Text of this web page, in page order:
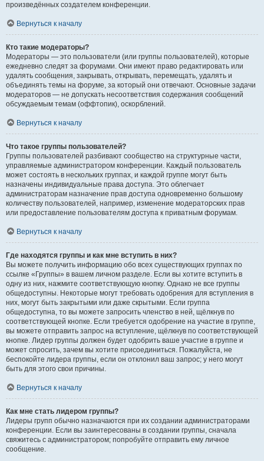
произведённых создателем конференции.
Вернуться к началу
Кто такие модераторы?
Модераторы — это пользователи (или группы пользователей), которые
ежедневно следят за форумами. Они имеют право редактировать или
удалять сообщения, закрывать, открывать, перемещать, удалять и
объединять темы на форуме, за который они отвечают. Основные задачи
модераторов — не допускать несоответствия содержания сообщений
обсуждаемым темам (оффтопик), оскорблений.
Вернуться к началу
Что такое группы пользователей?
Группы пользователей разбивают сообщество на структурные части,
управляемые администратором конференции. Каждый пользователь
может состоять в нескольких группах, и каждой группе могут быть
назначены индивидуальные права доступа. Это облегчает
администраторам назначение прав доступа одновременно большому
количеству пользователей, например, изменение модераторских прав
или предоставление пользователям доступа к приватным форумам.
Вернуться к началу
Где находятся группы и как мне вступить в них?
Вы можете получить информацию обо всех существующих группах по
ссылке «Группы» в вашем личном разделе. Если вы хотите вступить в
одну из них, нажмите соответствующую кнопку. Однако не все группы
общедоступны. Некоторые могут требовать одобрения для вступления в
них, могут быть закрытыми или даже скрытыми. Если группа
общедоступна, то вы можете запросить членство в ней, щёлкнув по
соответствующей кнопке. Если требуется одобрение на участие в группе,
вы можете отправить запрос на вступление, щёлкнув по соответствующей
кнопке. Лидер группы должен будет одобрить ваше участие в группе и
может спросить, зачем вы хотите присоединиться. Пожалуйста, не
беспокойте лидера группы, если он отклонил ваш запрос; у него могут
быть для этого свои причины.
Вернуться к началу
Как мне стать лидером группы?
Лидеры групп обычно назначаются при их создании администраторами
конференции. Если вы заинтересованы в создании группы, сначала
свяжитесь с администратором; попробуйте отправить ему личное
сообщение.